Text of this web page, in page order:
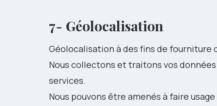
7- Géolocalisation
Géolocalisation à des fins de fourniture
Nous collectons et traitons vos
services.
Nous pouvons être amenés à faire